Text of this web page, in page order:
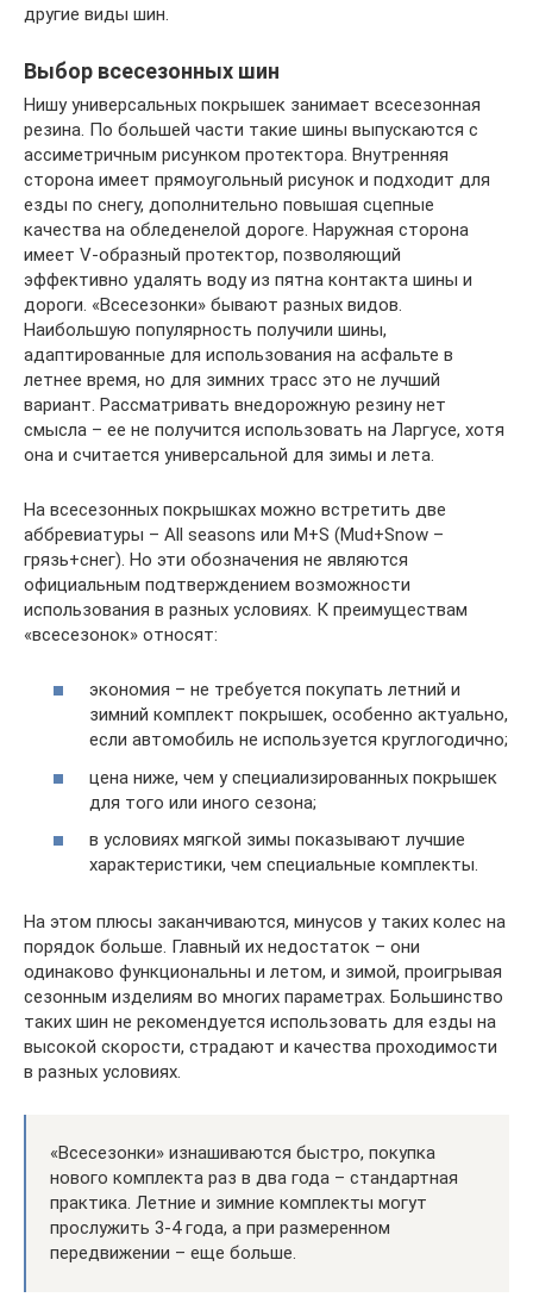
другие виды шин.
Выбор всесезонных шин
Нишу универсальных покрышек занимает всесезонная
резина. По большей части такие шины выпускаются с
ассиметричным рисунком протектора. Внутренняя
сторона имеет прямоугольный рисунок и подходит для
езды по снегу, дополнительно повышая сцепные
качества на обледенелой дороге. Наружная сторона
имеет V-образный протектор, позволяющий
эффективно удалять воду из пятна контакта шины и
дороги. «Всесезонки» бывают разных видов.
Наибольшую популярность получили шины,
адаптированные для использования на асфальте в
летнее время, но для зимних трасс это не лучший
вариант. Рассматривать внедорожную резину нет
смысла – ее не получится использовать на Ларгусе, хотя
она и считается универсальной для зимы и лета.
На всесезонных покрышках можно встретить две
аббревиатуры – All seasons или M+S (Mud+Snow –
грязь+снег). Но эти обозначения не являются
официальным подтверждением возможности
использования в разных условиях. К преимуществам
«всесезонок» относят:
экономия – не требуется покупать летний и
зимний комплект покрышек, особенно актуально,
если автомобиль не используется круглогодично;
цена ниже, чем у специализированных покрышек
для того или иного сезона;
в условиях мягкой зимы показывают лучшие
характеристики, чем специальные комплекты.
На этом плюсы заканчиваются, минусов у таких колес на
порядок больше. Главный их недостаток – они
одинаково функциональны и летом, и зимой, проигрывая
сезонным изделиям во многих параметрах. Большинство
таких шин не рекомендуется использовать для езды на
высокой скорости, страдают и качества проходимости
в разных условиях.
«Всесезонки» изнашиваются быстро, покупка
нового комплекта раз в два года – стандартная
практика. Летние и зимние комплекты могут
прослужить 3-4 года, а при размеренном
передвижении – еще больше.